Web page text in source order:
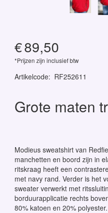
€89,50
*Prijzen zijn inclusief btw
Artikelcode: RF252611
Grote maten
Modieus sweatshirt van
manchetten en boord zijn in
ritskraag heeft een
met navy rand. Verder is het
sweater verwerkt met
borduurapplicatie rechts
80% katoen en 20% polyester.